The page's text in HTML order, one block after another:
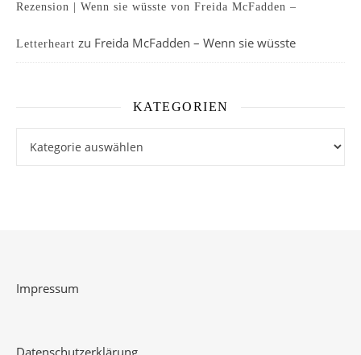
Rezension | Wenn sie wüsste von Freida McFadden –
Letterheart zu Freida McFadden – Wenn sie wüsste
KATEGORIEN
Impressum
Datenschutzerklärung